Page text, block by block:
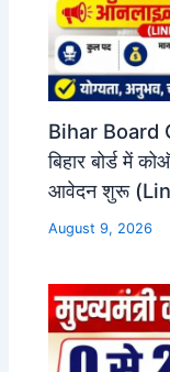
Bihar Board
बिहार बोर्ड में
आवेदन शुरू
August 9, 2026